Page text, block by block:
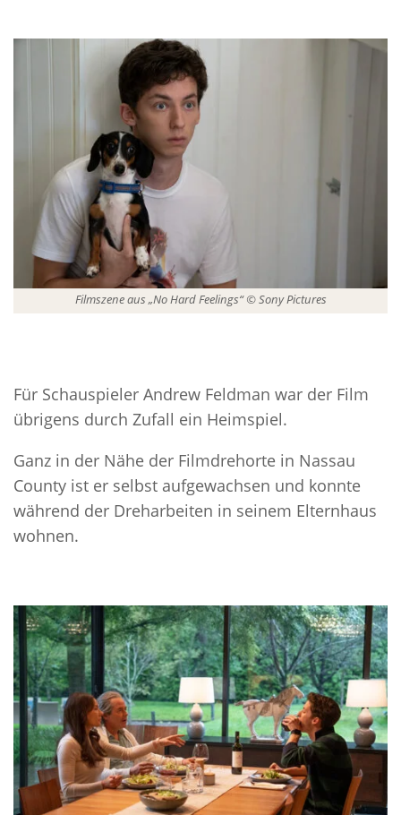
Filmszene aus „No Hard Feelings“ © Sony Pictures
Für Schauspieler Andrew Feldman war der Film
übrigens durch Zufall ein Heimspiel.
Ganz in der Nähe der Filmdrehorte in Nassau
County ist er selbst aufgewachsen und konnte
während der Dreharbeiten in seinem Elternhaus
wohnen.